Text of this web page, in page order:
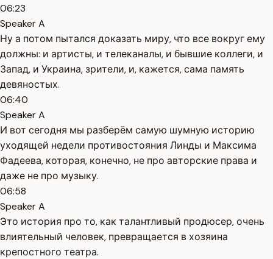
06:23
Speaker A
Ну а потом пытался доказать миру, что все вокруг ему
должны: и артисты, и телеканалы, и бывшие коллеги, и
Запад, и Украина, зрители, и, кажется, сама память
девяностых.
06:40
Speaker A
И вот сегодня мы разберём самую шумную историю
уходящей недели противостояния Линды и Максима
Фадеева, которая, конечно, не про авторские права и
даже не про музыку.
06:58
Speaker A
Это история про то, как талантливый продюсер, очень
влиятельный человек, превращается в хозяина
крепостного театра.